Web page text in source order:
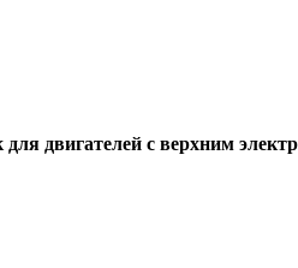
двигателей с верхним